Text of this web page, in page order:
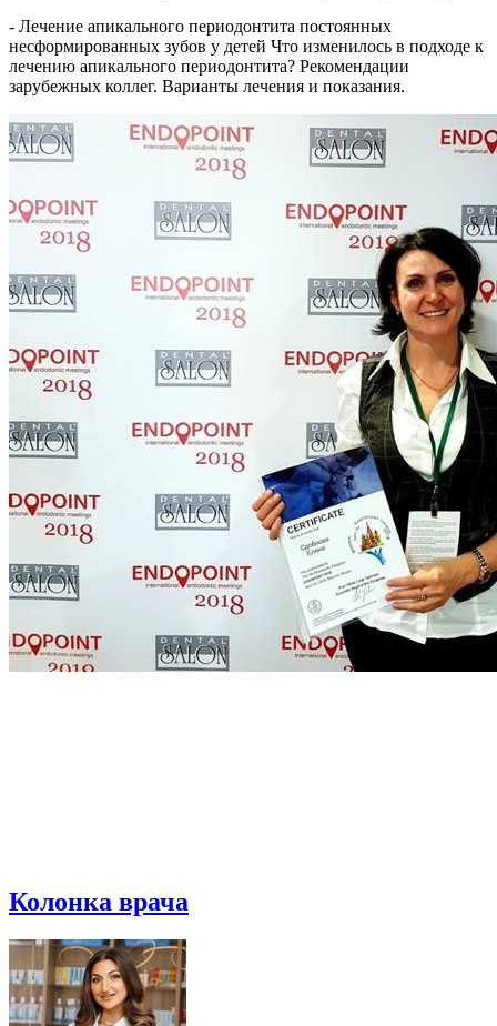
- Лечение апикального периодонтита постоянных
несформированных зубов у детей Что изменилось в подходе к
лечению апикального периодонтита? Рекомендации
зарубежных коллег. Варианты лечения и показания.
Колонка врача